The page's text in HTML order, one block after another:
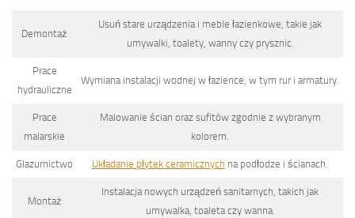
Demontaż
Usuń stare urządzenia i meble łazienkowe, takie jak
umywalki, toalety, wanny czy prysznic.
Prace
hydrauliczne
Wymiana instalacji wodnej w łazience, w tym rur i armatury.
Prace
malarskie
Malowanie ścian oraz sufitów zgodnie z wybranym
kolorem.
Glazurnictwo Układanie płytek ceramicznych na podłodze i ścianach.
Montaż
Instalacja nowych urządzeń sanitarnych, takich jak
umywalka, toaleta czy wanna.